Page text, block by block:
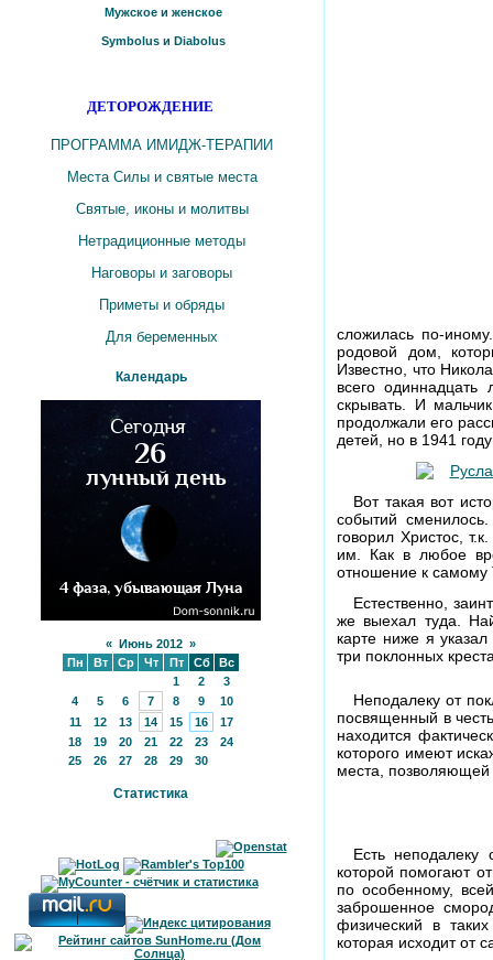
Мужское и женское
Symbolus и Diabolus
ДЕТОРОЖДЕНИЕ
ПРОГРАММА ИМИДЖ-ТЕРАПИИ
Места Силы и святые места
Святые, иконы и молитвы
Нетрадиционные методы
Наговоры и заговоры
Приметы и обряды
Для беременных
Календарь
« Июнь 2012 »
Пн
Вт Ср Чт Пт Сб
Вс
1
2
3
4
5 6 7 8 9
10
11
12 13 14 15 16
17
18
19 20 21 22 23
24
25
26 27 28 29 30
Статистика
сложилась по-
родовой дом,
Известно, что
всего
скрывать. И
продолжали его
детей, но в 1941
Вот такая вот
событий
говорил Христос,
им. Как в любое
отношение к самому
Естественно,
же выехал туда.
карте ниже я
три поклонных
Неподалеку от
посвященный в
находится
которого имеют
места, позволяющей
Есть неподалеку
которой помогают
по особенному,
заброшенное
физический в
которая исходит от